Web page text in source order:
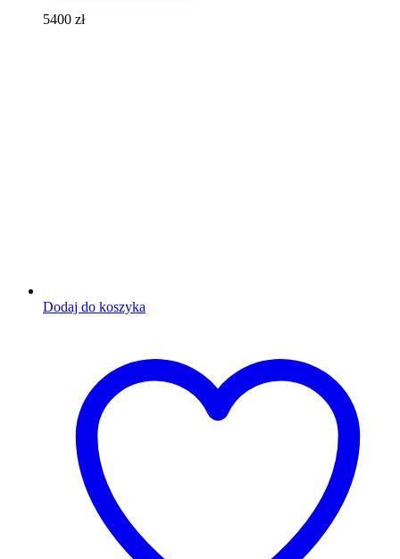
5400 zł
Dodaj do koszyka